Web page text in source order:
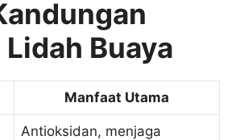
Buaya
Manfaat Utama
Antioksidan, menjaga